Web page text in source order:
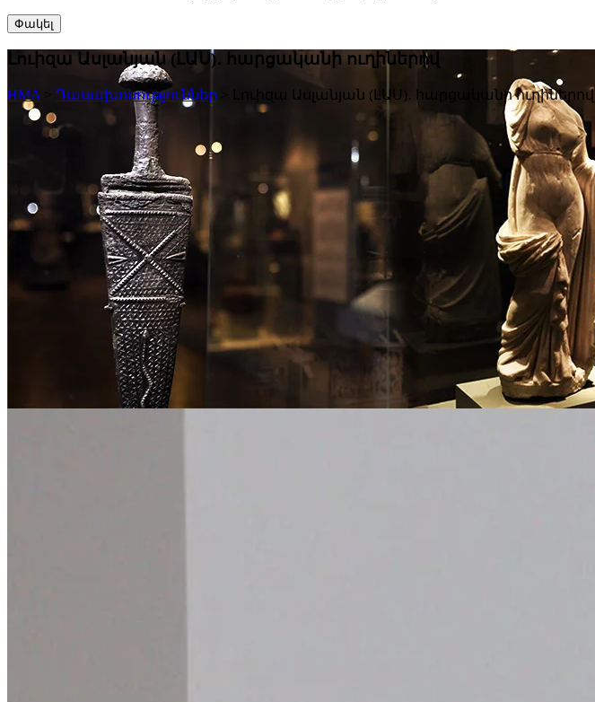
Փակել
Լուիզա Ասլանյան (ԼԱՍ)․ հարցականի ուղիներով
HMA Դասախոսություններ Լուիզա Ասլանյան (ԼԱՍ)․ հարցականի ուղիներով